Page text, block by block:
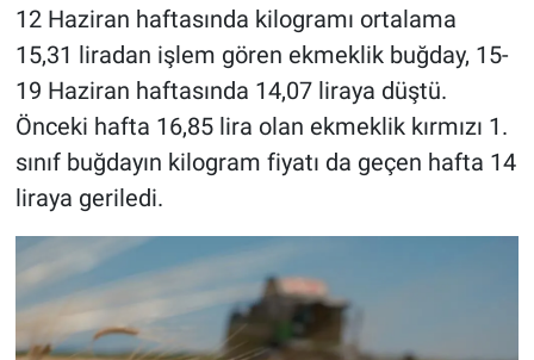
12 Haziran haftasında kilogramı ortalama
15,31 liradan işlem gören ekmeklik buğday, 15-
19 Haziran haftasında 14,07 liraya düştü.
Önceki hafta 16,85 lira olan ekmeklik kırmızı 1.
sınıf buğdayın kilogram fiyatı da geçen hafta 14
liraya geriledi.